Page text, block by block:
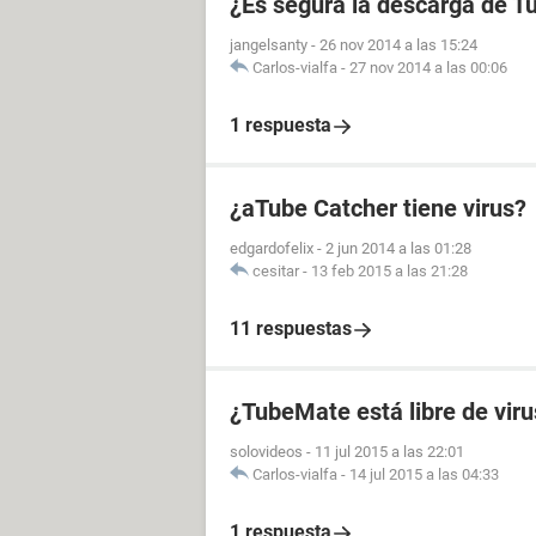
jangelsanty - 26 nov 2014 a las 15:24
Carlos-vialfa - 27 nov 2014 a las 00:06
1 respuesta
¿aTube Catcher tiene virus?
edgardofelix - 2 jun 2014 a las 01:28
cesitar - 13 feb 2015 a las 21:28
11 respuestas
¿TubeMate está libre de
solovideos - 11 jul 2015 a las 22:01
Carlos-vialfa - 14 jul 2015 a las 04:33